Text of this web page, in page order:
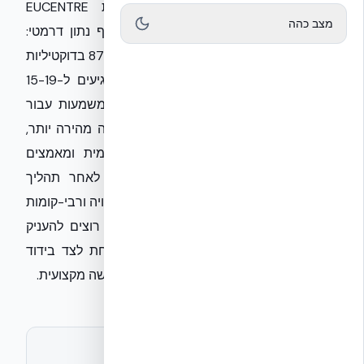
מחקר סייסמי מקיף שנערך במעבדות EUCENTRE
באיטליה (פרוטוקול EUC062/2024E) חשף נתון דרמטי:
טכנולוגיית NUDURA ICF מציגה שיפור של 87% בדוקטיליות
לעומת בנייה קונבנציונלית, עם ערכים המגיעים ל-15-19
לעומת 8-12 בלבד בקירות בטון רגילים. המשמעות עבור
יזמים ומהנדסים היא קריטית – לא רק בנייה מהירה יותר,
אלא מבנה שמסוגל לספוג אנרגיה סייסמית ומאמצים
קיצוניים הרבה מעבר לסטנדרט המוכר. לאחר תהליך
בחינה של 10 שנים בטכניון, השיטה לבנייה רוויה ורבי-קומות
בישראל ללא הגבלת גובה מצד המערכת. רוצים להעניק
לפרויקט הבא שלכם עמידות הנדסית מוכחת לצד בידוד
מצב כהה